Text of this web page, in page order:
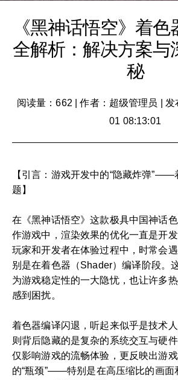
《黑神话悟空》着
全解析：解决方案与
秘
阅读量：662 |作者：超级管理员
发
01 08:13:01
【引言：游戏开发中的“隐藏炸弹”——
题】
在《黑神话悟空》这款极具中国神话
作游戏中，渲染效果的优化一直是开
玩家和开发者在体验过程中，时常会
别是在着色器（Shader）编译阶段。
为游戏稳定性的一大隐忧，也让许多
感到困扰。
着色器编译闪退，听起来似乎是技术
则背后隐藏的是复杂的系统交互与硬
仅影响游戏的流畅体验，更反映出游
的“瓶颈”——特别是在高压缩比的画面